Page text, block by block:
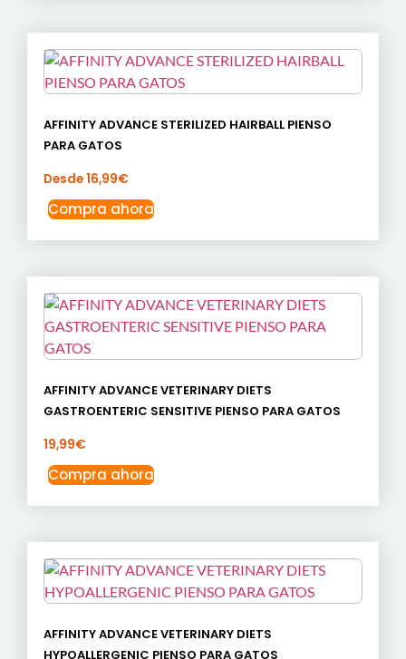
AFFINITY ADVANCE STERILIZED HAIRBALL PIENSO
PARA GATOS
Desde16,99€
Compra ahora
AFFINITY ADVANCE VETERINARY DIETS
GASTROENTERIC SENSITIVE PIENSO PARA GATOS
19,99€
Compra ahora
AFFINITY ADVANCE VETERINARY DIETS
HYPOALLERGENIC PIENSO PARA GATOS